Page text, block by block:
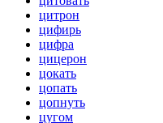
цитрон
цифирь
цифра
цицерон
цокать
цопать
цопнуть
цугом